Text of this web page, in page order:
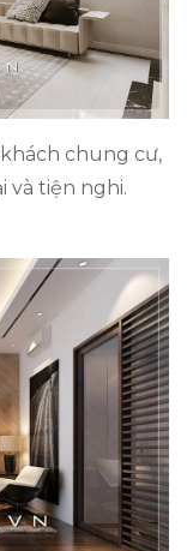
chung cư,
và tiện nghi.